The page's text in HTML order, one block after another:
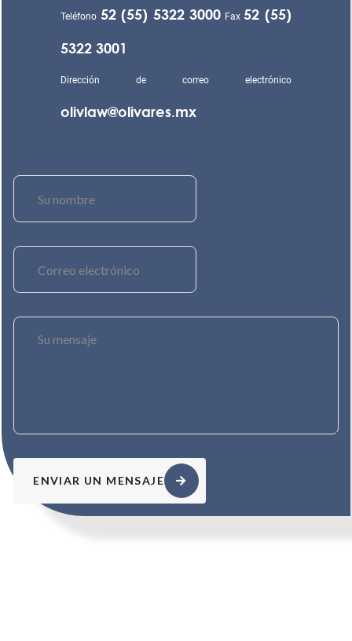
Teléfono 52 (55) 5322 3000 Fax52 (55)
5322 3001
Dirección de correo electrónico
olivlaw@olivares.mx
ENVIAR UN MENSAJE